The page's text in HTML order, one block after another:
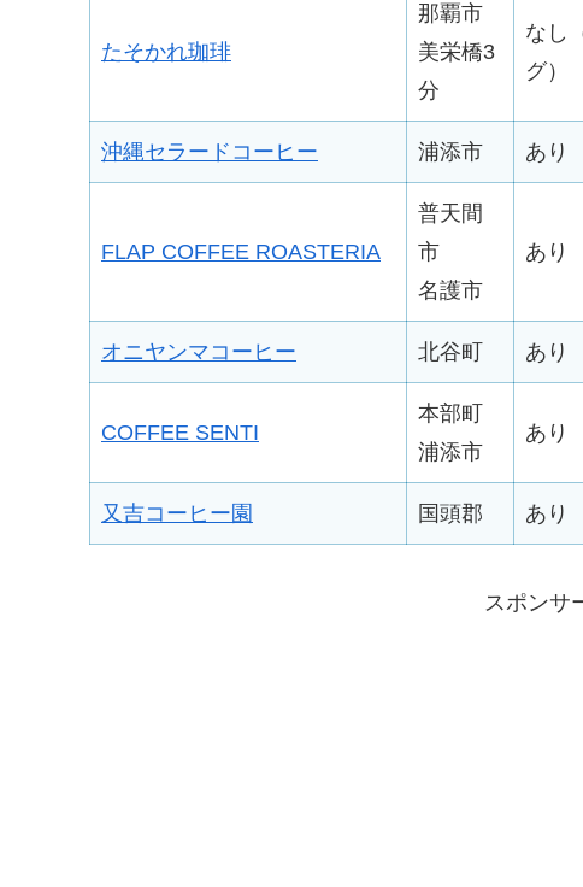
たそかれ珈琲
那覇市
美栄橋3
分
なし
グ）
沖縄セラードコーヒー 浦添市 あり
FLAP COFFEE ROASTERIA
普天間
市
名護市
あり
オニヤンマコーヒー 北谷町 あり
COFFEE SENTI
本部町
浦添市
あり
又吉コーヒー園 国頭郡 あり
スポンサ